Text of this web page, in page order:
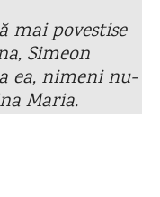
mai povestise
Simeon
ea, nimeni nu-
Maria.